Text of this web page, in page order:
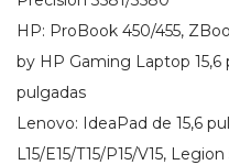
HP: ProBook 450/455,
by HP Gaming Laptop 15,6
pulgadas
Lenovo: IdeaPad de 15,6
L15/E15/T15/P15/V15,